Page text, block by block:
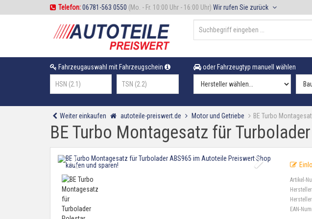
Telefon:06781-563 0550 (Mo. - Fr. 10:00 Uhr - 16:00 Uhr) Wir rufen Sie zurück
Fahrzeugauswahl mit Fahrzeugschein oder Fahrzeugtyp manuell wählen
Weiter einkaufen autoteile-preiswert.de Motor und Getriebe BE Turbo
BE Turbo Montagesatz für
Artikel-
EAN-